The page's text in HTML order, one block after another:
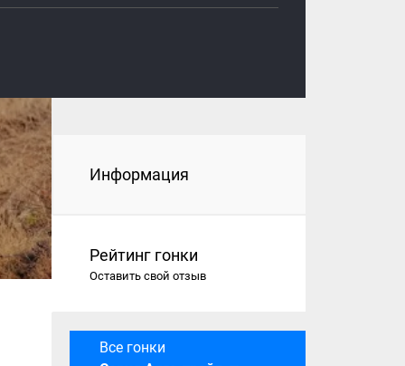
Информация
Рейтинг гонки
Оставить свой отзыв
Все гонки